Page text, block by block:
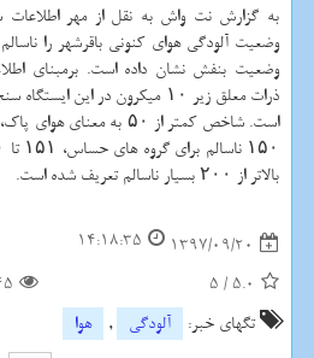
به گزارش نت واش به نقل از مهر اطلاعات
وضعیت آلودگی هوای كنونی باقرشهر را
وضعیت بنفش نشان داده است. برمبنای
ذرات معلق زیر ۱۰ میكرون در این ایستگاه سنجش آلودگی
بالاتر از ۲۰۰ بسیار ناسالم تعریف شده است.
1397/09/20
14:18:35
5.0
/
5
تگهای خبر:
آلودگی ,
هوا